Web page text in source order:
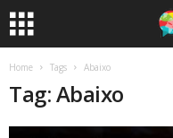
Home Tags Abaixo
Tag: Abaixo